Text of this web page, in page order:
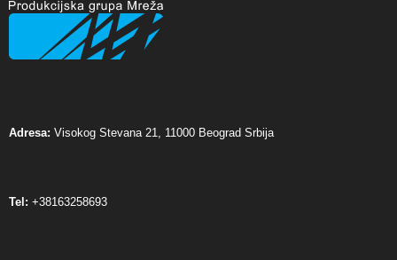
Adresa: Visokog Stevana 21, 11000 Beograd Srbija
Tel: +38163258693